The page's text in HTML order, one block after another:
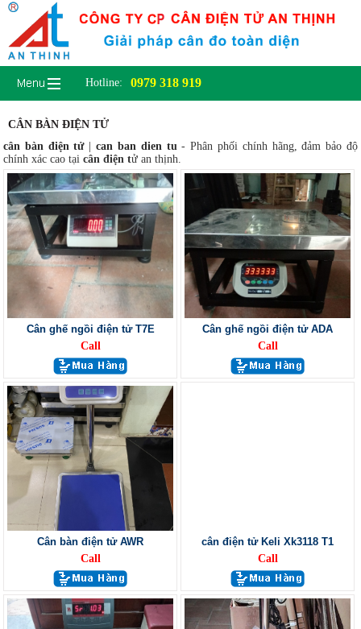
Hotline: 0979 318 919
CÂN BÀN ĐIỆN TỬ
cân bàn điện tử|can ban dien tu- Phân phối chính hãng, đảm bảo độ
chính xác cao tại cân điện tử an thịnh.
Cân ghế ngồi điện tử T7E
Call
Cân ghế ngồi điện tử ADA
Call
Cân bàn điện tử AWR
Call
cân điện tử Keli Xk3118 T1
Call